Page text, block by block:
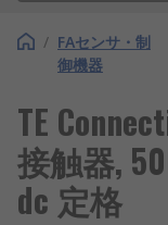
/ FAセンサ・制
御機器
TE
接触器,
dc 定格